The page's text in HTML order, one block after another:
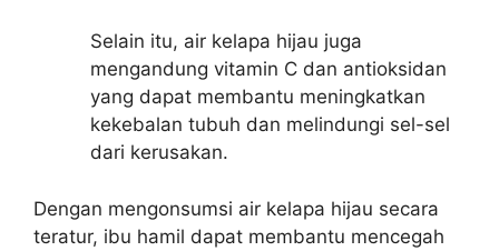
Selain itu, air kelapa hijau juga
mengandung vitamin C dan antioksidan
yang dapat membantu meningkatkan
kekebalan tubuh dan melindungi sel-sel
dari kerusakan.
Dengan mengonsumsi air kelapa hijau secara
teratur, ibu hamil dapat membantu mencegah